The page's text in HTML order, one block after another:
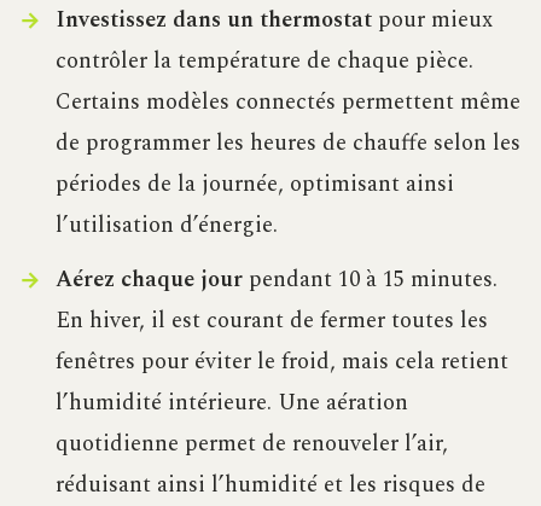
Investissez dans un thermostatpour mieux
contrôler la température de chaque pièce.
Certains modèles connectés permettent même
de programmer les heures de chauffe selon les
périodes de la journée, optimisant ainsi
l’utilisation d’énergie.
Aérez chaque jourpendant 10 à 15 minutes.
En hiver, il est courant de fermer toutes les
fenêtres pour éviter le froid, mais cela retient
l’humidité intérieure. Une aération
quotidienne permet de renouveler l’air,
réduisant ainsi l’humidité et les risques de